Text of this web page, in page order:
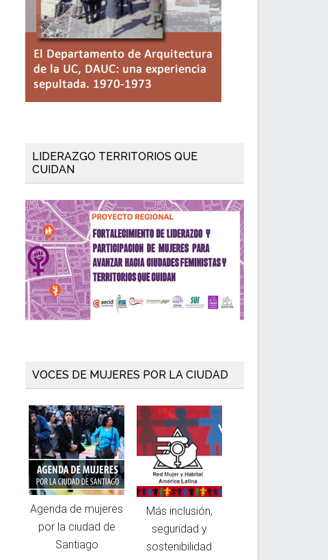
LIDERAZGO TERRITORIOS QUE
CUIDAN
VOCES DE MUJERES POR LA CIUDAD
Agenda de mujeres
por la ciudad de
Santiago
Más inclusión,
seguridad y
sostenibilidad